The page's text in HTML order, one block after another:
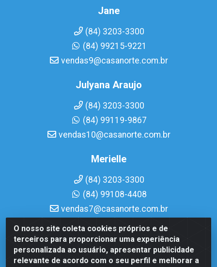
O nosso site coleta cookies próprios e de
terceiros para proporcionar uma experiência
personalizada ao usuário, apresentar publicidade
relevante de acordo com o seu perfil e melhorar a
Jane
(84) 3203-3300
(84) 99215-9221
vendas9@casanorte.com.br
Julyana Araujo
(84) 3203-3300
(84) 99119-9867
vendas10@casanorte.com.br
Merielle
(84) 3203-3300
(84) 99108-4408
vendas7@casanorte.com.br
Casa Norte LTDA - Av. Interventor Mário Câmara, 1815 -
Dix-Sept Rosado, Natal/RN - CEP 59054-600 - CNPJ
08.713.513/0001-51